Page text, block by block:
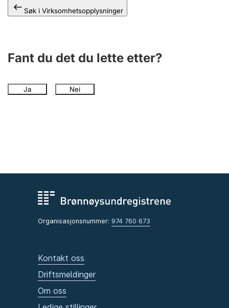
Søk i Virksomhetsopplysninger
Fant du det du lette etter?
Ja Nei
Organisasjonsnummer: 974 760 673
Kontakt oss
Driftsmeldinger
Om oss